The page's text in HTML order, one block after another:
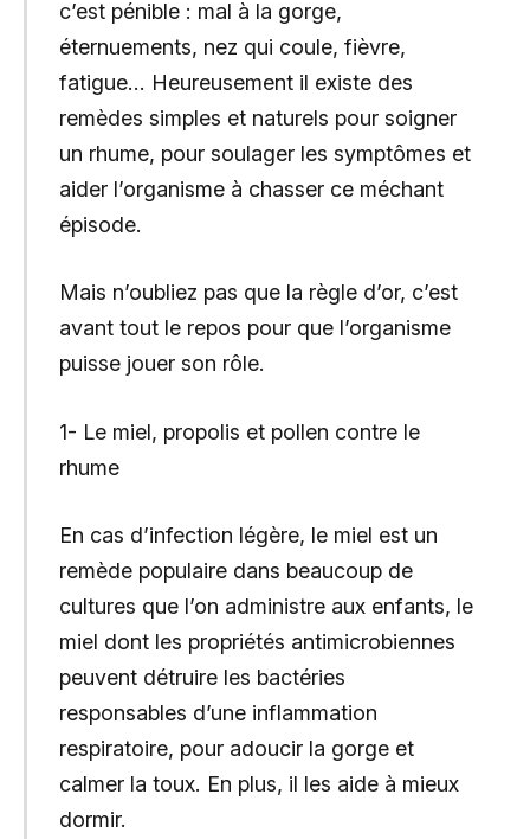
c’est pénible : mal à la gorge,
éternuements, nez qui coule, fièvre,
fatigue… Heureusement il existe des
remèdes simples et naturels pour soigner
un rhume, pour soulager les symptômes et
aider l’organisme à chasser ce méchant
épisode.
Mais n’oubliez pas que la règle d’or, c’est
avant tout le repos pour que l’organisme
puisse jouer son rôle.
1- Le miel, propolis et pollen contre le
rhume
En cas d’infection légère, le miel est un
remède populaire dans beaucoup de
cultures que l’on administre aux enfants, le
miel dont les propriétés antimicrobiennes
peuvent détruire les bactéries
responsables d’une inflammation
respiratoire, pour adoucir la gorge et
calmer la toux. En plus, il les aide à mieux
dormir.